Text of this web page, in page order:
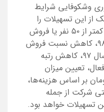
وشکوفایی شرایط
این تسهیلات را
بیان کرد و گفت: نیروی انسانی کمتر از ۵۰ نفر یا فروش
کمتر از ۲۰ میلیارد ریال در سال ۹۸، کاهش نسبت فروش
زمستان سال ۹۸ در مقایسه با سال ۹۷، کاهش رتبه
تعیین میزان
میلیون تومان بر اساس هزینه‌ها،
شرکت از جمله
تسهیلات خواهد بود.